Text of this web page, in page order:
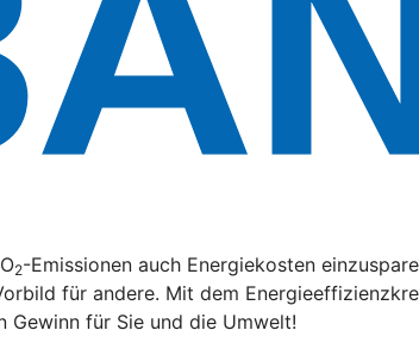
2-Emissionen auch Energiekosten
für andere. Mit dem
Gewinn für Sie und die Umwelt!